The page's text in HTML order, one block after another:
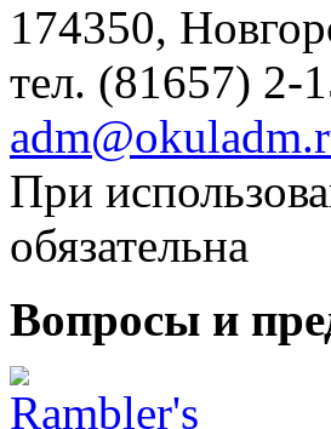
174350,
тел. (81657) 2-
При
обязательна
Вопросы и